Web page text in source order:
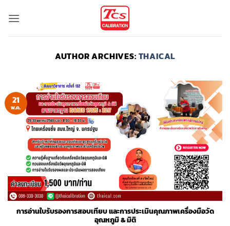
AUTHOR ARCHIVES: THAICAL
การอ่านใบรับรองการสอบเทียบ และการประเมินคุณภาพเครื่องมือวัด
อุณหภูมิ & มิติ
21
พ.ค.